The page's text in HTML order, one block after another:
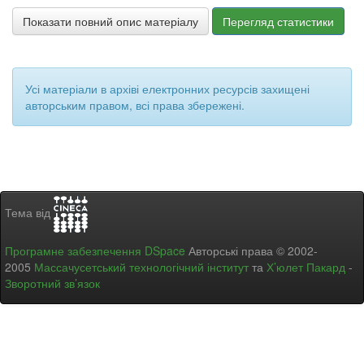
Показати повний опис матеріалу Перегляд статистики
Усі матеріали в архіві електронних ресурсів захищені
авторським правом, всі права збережені.
Тема від
Програмне забезпечення DSpace Авторські права © 2002-
2005 Массачусетський технологічний інститут та Х’юлет Пакард -
Зворотний зв’язок